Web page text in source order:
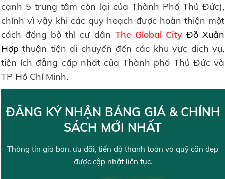
cạnh 5 trung tâm còn lại của Thành Phố Thủ Đức),
chính vì vậy khi các quy hoạch được hoàn thiện một
cách đồng bộ thì cư dân The Global City Đỗ Xuân
Hợp thuận tiện di chuyển đến các khu vực dịch vụ,
tiện ích đẳng cấp nhất của Thành phố Thủ Đức và
TP Hồ Chí Minh.
ĐĂNG KÝ NHẬN BẢNG GIÁ & CHÍNH
SÁCH MỚI NHẤT
Thông tin giá bán, ưu đãi, tiến độ thanh toán và quỹ căn đẹp
được cập nhật liên tục.